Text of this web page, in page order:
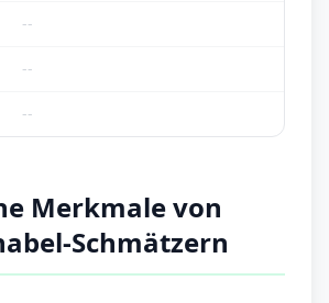
--
--
--
Merkmale von
Schmätzern